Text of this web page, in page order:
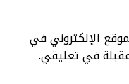
الإلكتروني في
في تعليقي.